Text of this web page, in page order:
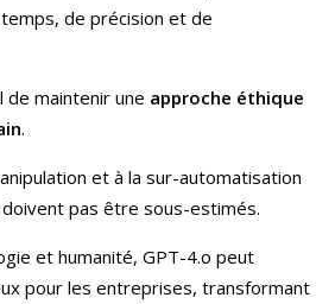
de précision et de
de maintenir une approche éthique
.
et à la sur-automatisation
pas être sous-estimés.
et humanité, GPT-4.o peut
pour les entreprises, transformant